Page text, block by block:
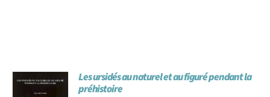
Les ursidés au naturel et au figuré pendant la
préhistoire